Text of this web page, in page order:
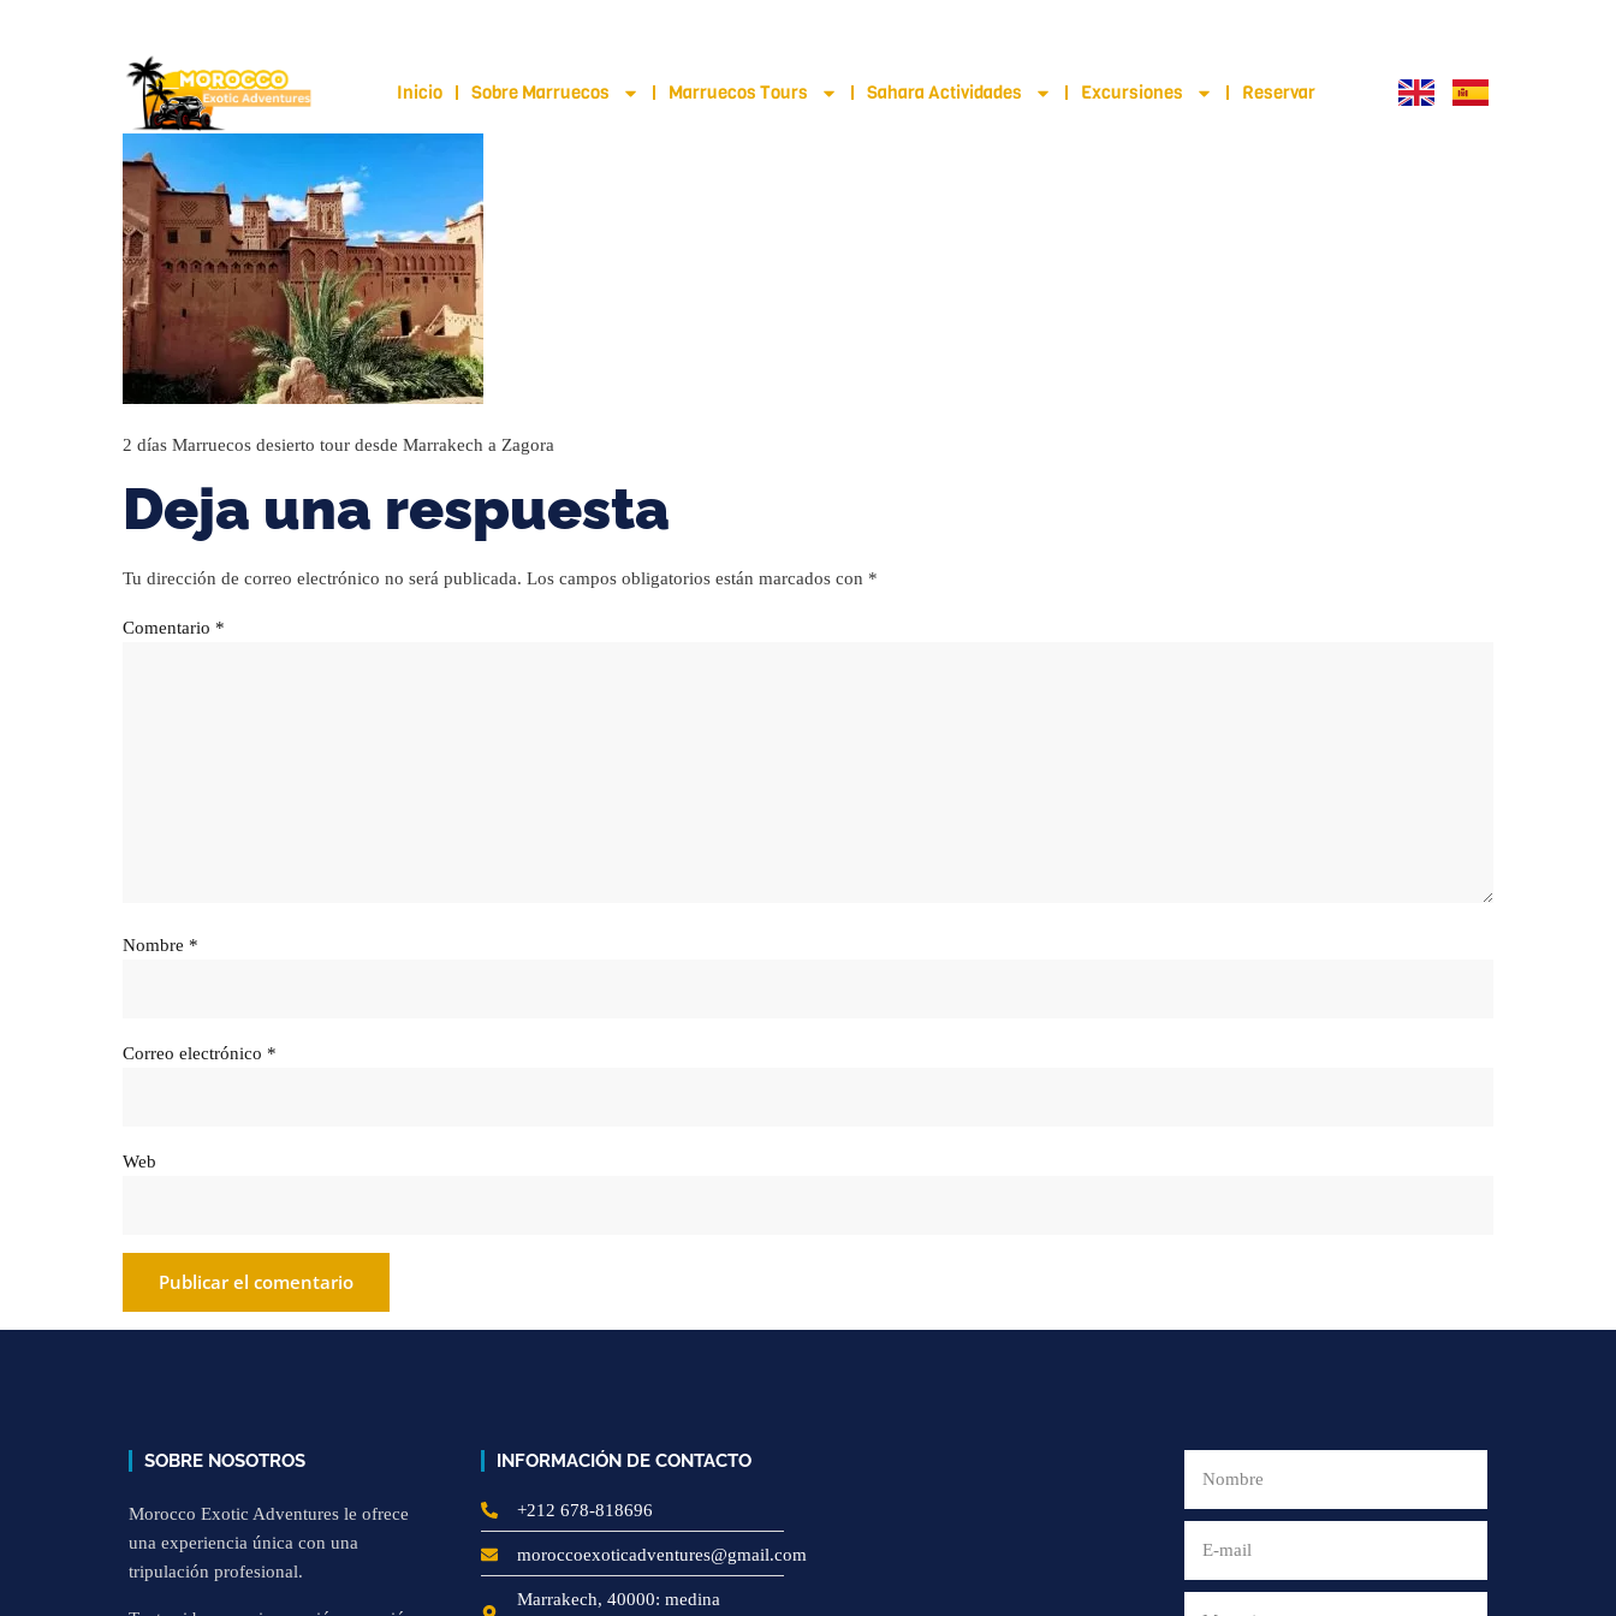
Inicio Sobre Marruecos Marruecos Tours Sahara Actividades Excursiones Reservar
2 días Marruecos desierto tour desde Marrakech a Zagora
Deja una respuesta
Tu dirección de correo electrónico no será publicada. Los campos obligatorios están marcados con *
Comentario *
Nombre *
Correo electrónico *
Web
SOBRE NOSOTROS
Morocco Exotic Adventures le ofrece
una experiencia única con una
tripulación profesional.
INFORMACIÓN DE CONTACTO
+212 678-818696
moroccoexoticadventures@gmail.com
Marrakech, 40000: medina